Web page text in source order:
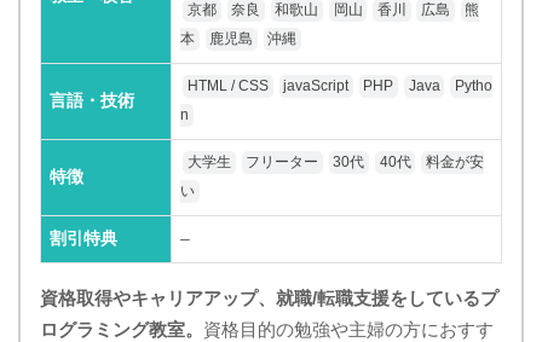
京都
奈良 和歌山 岡山 香川 広島
熊
本
鹿児島 沖縄
言語・技術
HTML / CSS javaScript PHP Java
Pytho
n
特徴
大学生 フリーター 30代 40代
料金が安
い
割引特典 –
資格取得やキャリアアップ、就職/転職支援をしているプ
ログラミング教室。 資格目的の勉強や主婦の方におすす